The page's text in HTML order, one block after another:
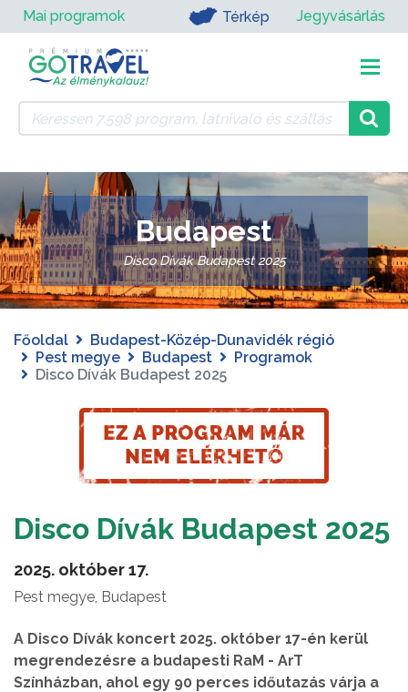
Mai programok Térkép Jegyvásárlás
Budapest
Disco Dívák Budapest 2025
Főoldal
Budapest-Közép-Dunavidék régió
Pest megye
Budapest
Programok
Disco Dívák Budapest 2025
Disco Dívák Budapest 2025
2025. október 17.
Pest megye, Budapest
A Disco Dívák koncert 2025. október 17-én kerül
megrendezésre a budapesti RaM - ArT
Színházban, ahol egy 90 perces időutazás várja a